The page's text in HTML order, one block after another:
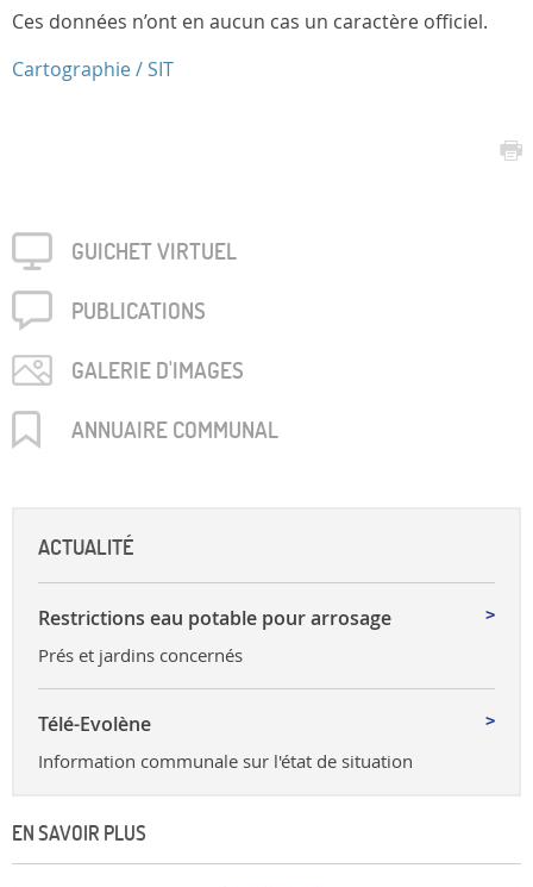
Ces données n’ont en aucun cas un caractère officiel.
Cartographie / SIT
GUICHET VIRTUEL
PUBLICA­TIONS
GALERIE D'IMAGES
ANNUAIRE COMMUNAL
ACTUALITÉ
Restrictions eau potable pour arrosage
Prés et jardins concernés
Télé-Evolène
Information communale sur l'état de situation
EN SAVOIR PLUS